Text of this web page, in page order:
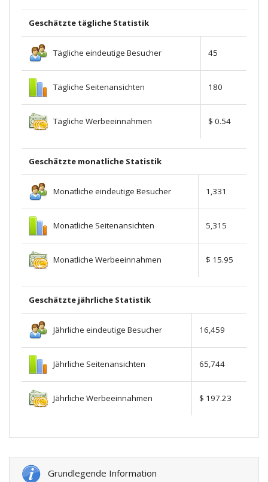
Geschätzte tägliche Statistik
Tägliche eindeutige Besucher 45
Tägliche Seitenansichten 180
Tägliche Werbeeinnahmen $ 0.54
Geschätzte monatliche Statistik
Monatliche eindeutige Besucher 1,331
Monatliche Seitenansichten 5,315
Monatliche Werbeeinnahmen $ 15.95
Geschätzte jährliche Statistik
Jährliche eindeutige Besucher 16,459
Jährliche Seitenansichten 65,744
Jährliche Werbeeinnahmen $ 197.23
Grundlegende Information